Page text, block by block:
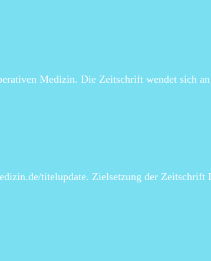
Medizin. Die Zeitschrift wendet sich
titelupdate. Zielsetzung der